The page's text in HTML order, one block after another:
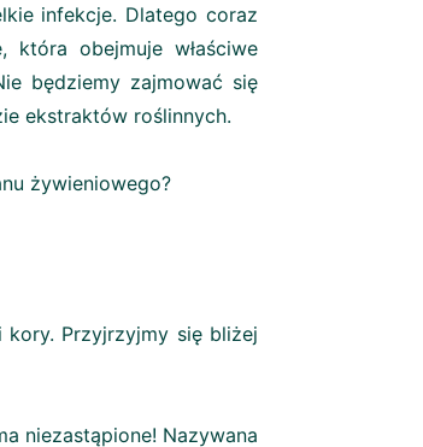
infekcje. Dlatego coraz
obejmuje właściwe
będziemy zajmować się
ekstraktów roślinnych.
żywieniowego?
Przyjrzyjmy się bliżej
niezastąpione! Nazywana